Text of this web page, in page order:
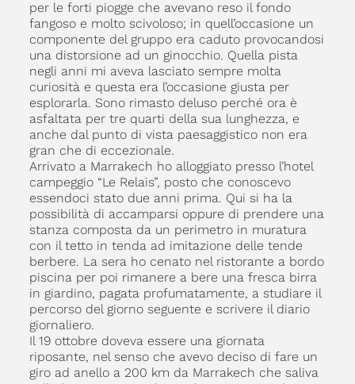
per le forti piogge che avevano reso il fondo
fangoso e molto scivoloso; in quell’occasione un
componente del gruppo era caduto provocandosi
una distorsione ad un ginocchio. Quella pista
negli anni mi aveva lasciato sempre molta
curiosità e questa era l’occasione giusta per
esplorarla. Sono rimasto deluso perché ora è
asfaltata per tre quarti della sua lunghezza, e
anche dal punto di vista paesaggistico non era
gran che di eccezionale.
Arrivato a Marrakech ho alloggiato presso l’hotel
campeggio “Le Relais”, posto che conoscevo
essendoci stato due anni prima. Qui si ha la
possibilità di accamparsi oppure di prendere una
stanza composta da un perimetro in muratura
con il tetto in tenda ad imitazione delle tende
berbere. La sera ho cenato nel ristorante a bordo
piscina per poi rimanere a bere una fresca birra
in giardino, pagata profumatamente, a studiare il
percorso del giorno seguente e scrivere il diario
giornaliero.
Il 19 ottobre doveva essere una giornata
riposante, nel senso che avevo deciso di fare un
giro ad anello a 200 km da Marrakech che saliva